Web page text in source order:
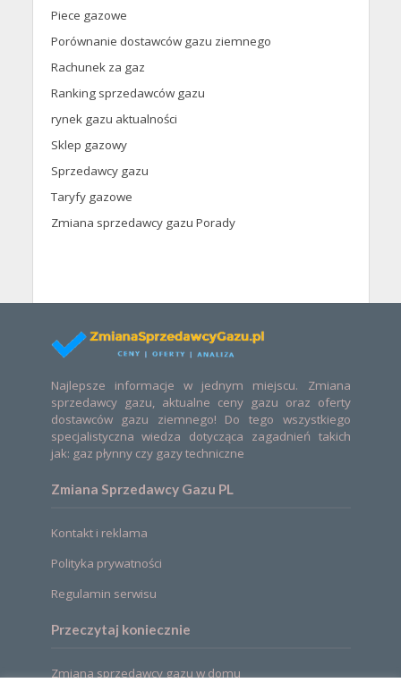
Piece gazowe
Porównanie dostawców gazu ziemnego
Rachunek za gaz
Ranking sprzedawców gazu
rynek gazu aktualności
Sklep gazowy
Sprzedawcy gazu
Taryfy gazowe
Zmiana sprzedawcy gazu Porady
Najlepsze informacje w jednym miejscu. Zmiana
sprzedawcy gazu, aktualne ceny gazu oraz oferty
dostawców gazu ziemnego! Do tego wszystkiego
specjalistyczna wiedza dotycząca zagadnień takich
jak: gaz płynny czy gazy techniczne
Zmiana Sprzedawcy Gazu PL
Kontakt i reklama
Polityka prywatności
Regulamin serwisu
Przeczytaj koniecznie
Zmiana sprzedawcy gazu w domu